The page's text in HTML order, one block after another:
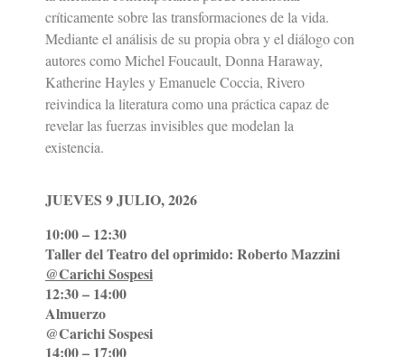
críticamente sobre las transformaciones de la vida.
Mediante el análisis de su propia obra y el diálogo con
autores como Michel Foucault, Donna Haraway,
Katherine Hayles y Emanuele Coccia, Rivero
reivindica la literatura como una práctica capaz de
revelar las fuerzas invisibles que modelan la
existencia.
JUEVES 9 JULIO, 2026
10:00 – 12:30
Taller del Teatro del oprimido: Roberto Mazzini
@Carichi Sospesi
12:30 – 14:00
Almuerzo
@Carichi Sospesi
14:00 – 17:00